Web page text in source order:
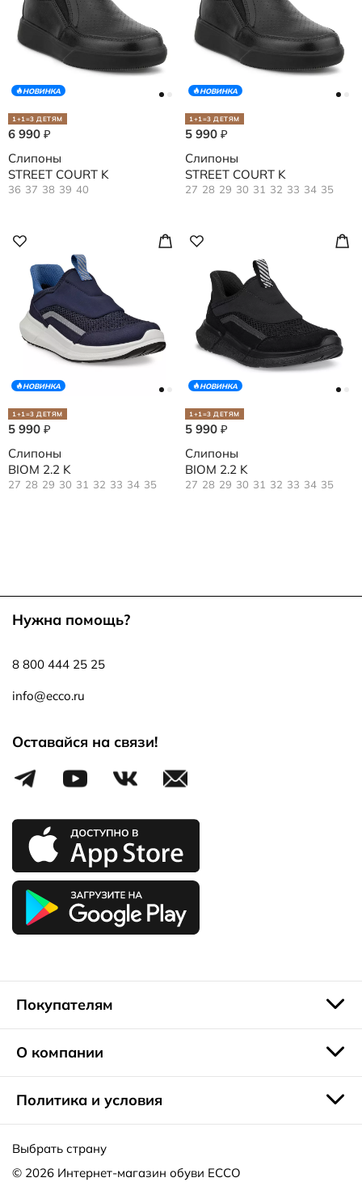
НОВИНКА
1+1=3 ДЕТЯМ
6 990 ₽
Слипоны
STREET COURT K
36 37 38 39 40
НОВИНКА
1+1=3 ДЕТЯМ
5 990 ₽
Слипоны
STREET COURT K
27 28 29 30 31 32 33 34 35
НОВИНКА
1+1=3 ДЕТЯМ
5 990 ₽
Слипоны
BIOM 2.2 K
27 28 29 30 31 32 33 34 35
НОВИНКА
1+1=3 ДЕТЯМ
5 990 ₽
Слипоны
BIOM 2.2 K
27 28 29 30 31 32 33 34 35
Нужна помощь?
8 800 444 25 25
info@ecco.ru
Оставайся на связи!
Покупателям
О компании
Политика и условия
Выбрать страну
© 2026 Интернет-магазин обуви ECCO